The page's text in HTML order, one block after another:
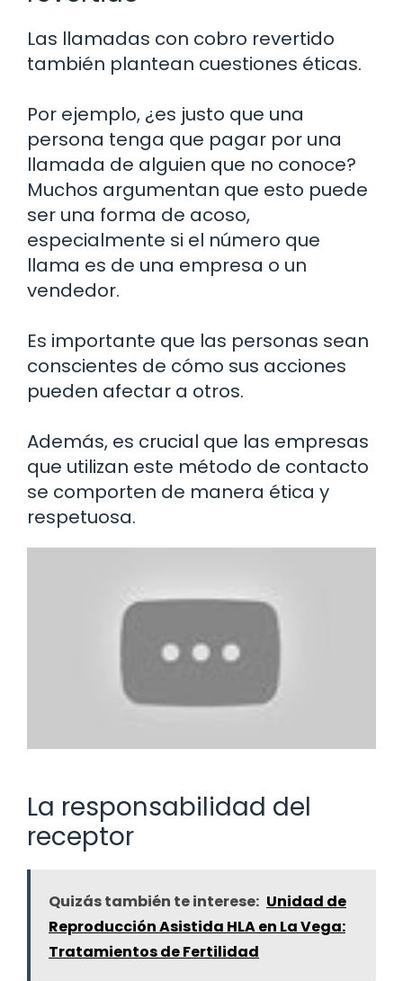
Las llamadas con cobro revertido
también plantean cuestiones éticas.
Por ejemplo, ¿es justo que una
persona tenga que pagar por una
llamada de alguien que no conoce?
Muchos argumentan que esto puede
ser una forma de acoso,
especialmente si el número que
llama es de una empresa o un
vendedor.
Es importante que las personas sean
conscientes de cómo sus acciones
pueden afectar a otros.
Además, es crucial que las empresas
que utilizan este método de contacto
se comporten de manera ética y
respetuosa.
La responsabilidad del
receptor
Quizás también te interese: Unidad de
Reproducción Asistida HLA en La Vega:
Tratamientos de Fertilidad